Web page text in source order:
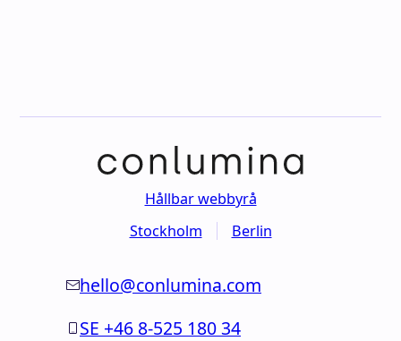
Hållbar webbyrå
Stockholm
Berlin
hello@conlumina.com
SE +46 8-525 180 34